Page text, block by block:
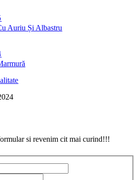
Auriu Și Albastru
si revenim cit mai curind!!!